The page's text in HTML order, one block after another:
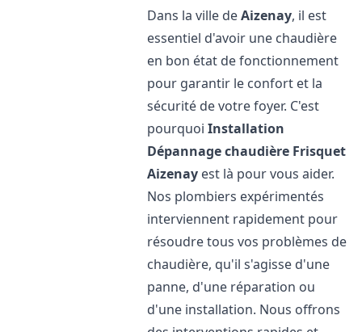
Dans la ville deAizenay, il est
essentiel d'avoir une chaudière
en bon état de fonctionnement
pour garantir le confort et la
sécurité de votre foyer. C'est
pourquoiInstallation
Dépannage chaudière Frisquet
Aizenay est là pour vous aider.
Nos plombiers expérimentés
interviennent rapidement pour
résoudre tous vos problèmes de
chaudière, qu'il s'agisse d'une
panne, d'une réparation ou
d'une installation. Nous offrons